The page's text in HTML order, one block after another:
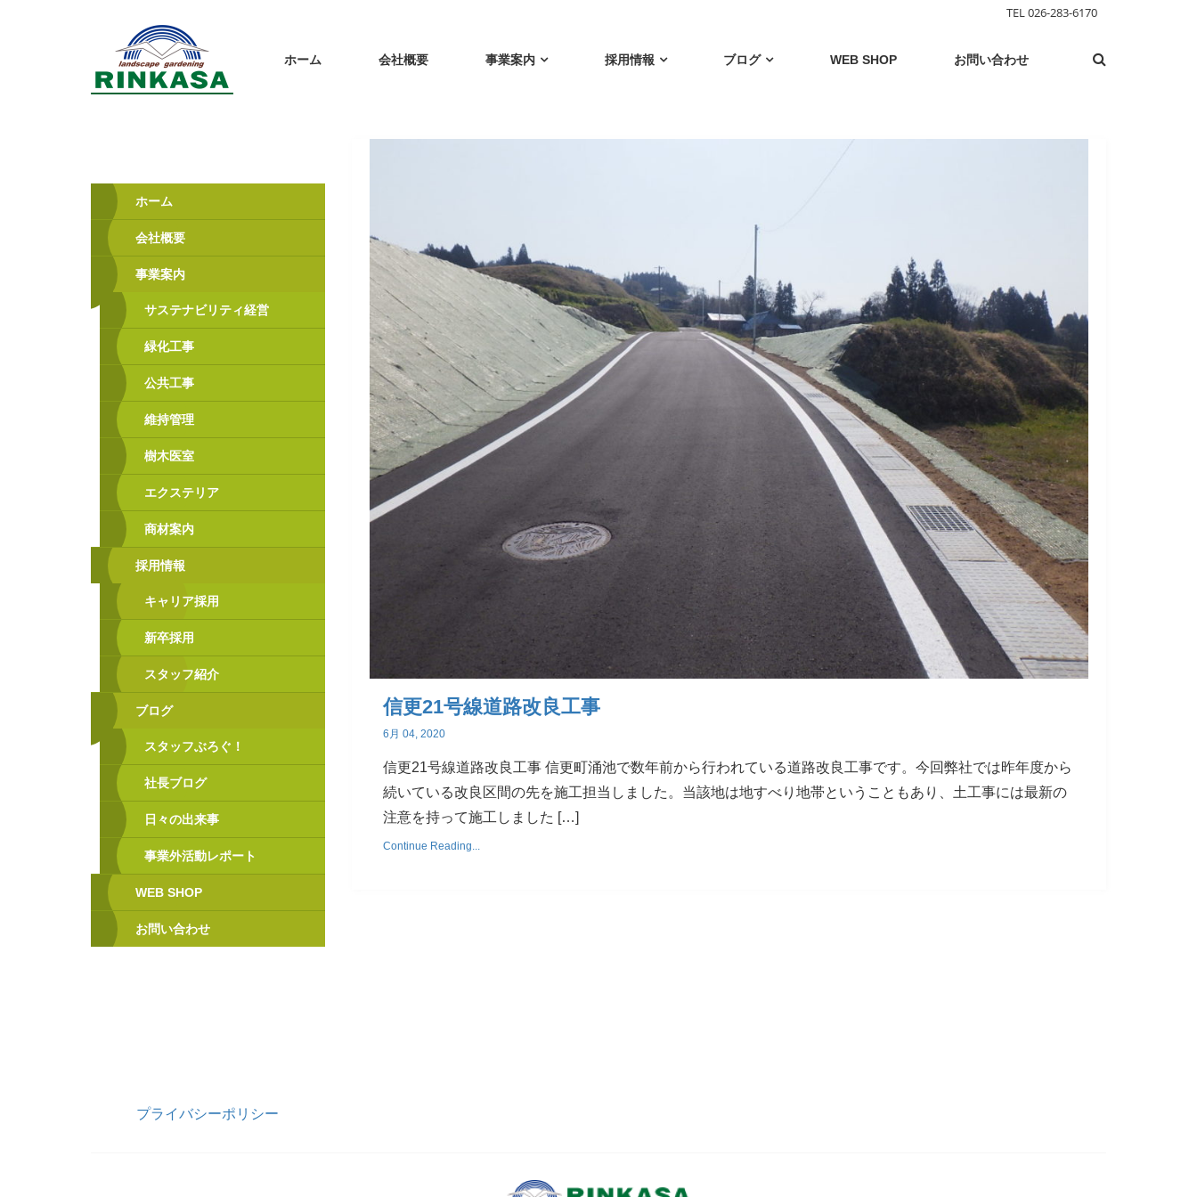
TEL 026-283-6170
ホーム 会社概要 事業案内 採用情報 ブログ WEB SHOP お問い合わせ
信更21号線道路改良工事
6月 04, 2020
信更21号線道路改良工事 信更町涌池で数年前から行われている道路改良工事です。今回弊社では昨年度から
続いている改良区間の先を施工担当しました。当該地は地すべり地帯ということもあり、土工事には最新の
注意を持って施工しました […]
Continue Reading...
ホーム
会社概要
事業案内
サステナビリティ経営
緑化工事
公共工事
維持管理
樹木医室
エクステリア
商材案内
採用情報
キャリア採用
新卒採用
スタッフ紹介
ブログ
スタッフぶろぐ！
社長ブログ
日々の出来事
事業外活動レポート
WEB SHOP
お問い合わせ
プライバシーポリシー